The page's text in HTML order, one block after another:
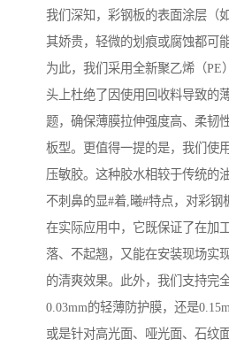
我们深知，彩钢板的表面涂层（如
其娇贵，轻微的划痕或腐蚀都可
为此，我们采用全新聚乙烯（PE
头上杜绝了因使用回收料导致的
题，确保薄膜拉伸强度高、柔韧
板型。更值得一提的是，我们使
压敏胶。这种胶水相较于传统的
不刺鼻的显#着,曦#特点，对彩钢
在实际应用中，它既保证了在加
落、不起翘，又能在安装现场实
的清爽效果。此外，我们支持完
0.03mm的轻薄防护膜，还是
或是针对高光面、哑光面、石纹